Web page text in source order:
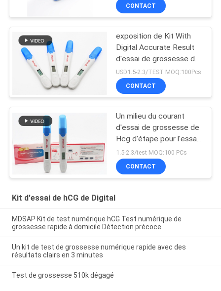
grossesse diagnostique
CONTACT
exposition de Kit With
Digital Accurate Result
d'essai de grossesse de
la CE ANVISA de
10mIU/mL 510k
USD1.5-2.3/TEST MOQ:100Pcs
CONTACT
Un milieu du courant
d'essai de grossesse de
Hcg d'étape pour l'essai
précis
1.5-2.3/test MOQ:100 PCs
CONTACT
Kit d'essai de hCG de Digital
MDSAP Kit de test numérique hCG Test numérique de
grossesse rapide à domicile Détection précoce
Un kit de test de grossesse numérique rapide avec des
résultats clairs en 3 minutes
Test de grossesse 510k dégagé